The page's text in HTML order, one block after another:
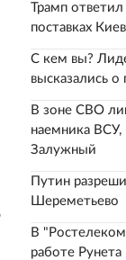
Трамп
поставках
С кем вы?
высказались
В зоне СВО
наемника ВСУ,
Залужный
Путин
Шереметьево
В
работе Рунета